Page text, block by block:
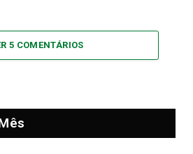
5 COMENTÁRIOS